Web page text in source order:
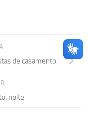
de casamento
noite